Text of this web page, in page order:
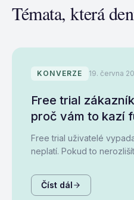
Témata, která
KONVERZE 19. června
Free trial
proč vám to kazí
Free trial uživatelé
neplatí. Pokud to
Číst dál